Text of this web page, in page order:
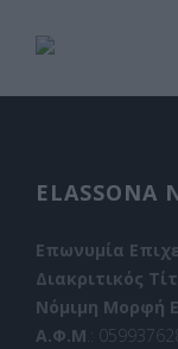
ELASSONA
Επωνυμία
Διακριτικός
Νόμιμη Μορφή
Α.Φ.Μ.: